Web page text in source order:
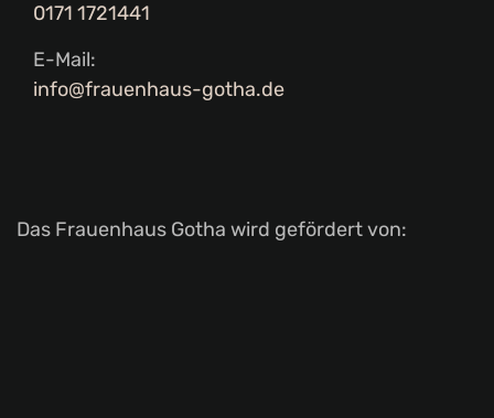
0171 1721441
E-Mail:
info@frauenhaus-gotha.de
Das Frauenhaus Gotha wird gefördert von: